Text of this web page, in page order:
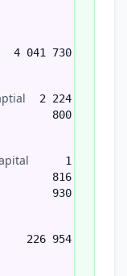
4 041 730
2 224
800
1
816
930
226 954